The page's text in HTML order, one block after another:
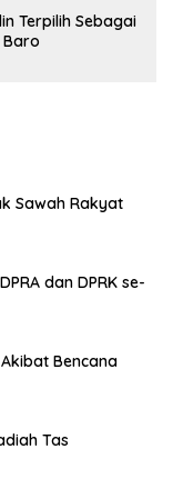
Terpilih Sebagai
Baro
Sawah Rakyat
dan DPRK se-
Bencana
Tas